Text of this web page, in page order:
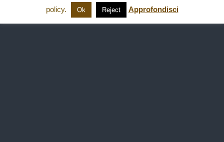
policy.
Ok Reject Approfondisci